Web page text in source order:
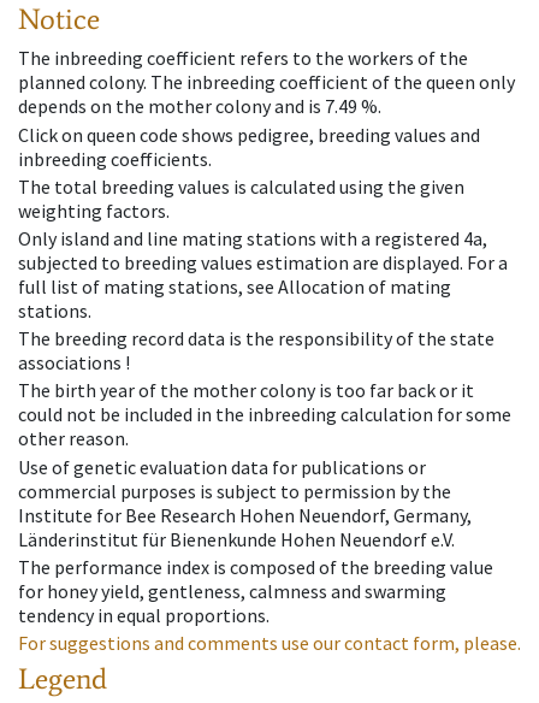
Notice
The inbreeding coefficient refers to the workers of the
planned colony. The inbreeding coefficient of the queen only
depends on the mother colony and is 7.49 %.
Click on queen code shows pedigree, breeding values and
inbreeding coefficients.
The total breeding values is calculated using the given
weighting factors.
Only island and line mating stations with a registered 4a,
subjected to breeding values estimation are displayed. For a
full list of mating stations, see Allocation of mating
stations.
The breeding record data is the responsibility of the state
associations !
The birth year of the mother colony is too far back or it
could not be included in the inbreeding calculation for some
other reason.
Use of genetic evaluation data for publications or
commercial purposes is subject to permission by the
Institute for Bee Research Hohen Neuendorf, Germany,
Länderinstitut für Bienenkunde Hohen Neuendorf e.V.
The performance index is composed of the breeding value
for honey yield, gentleness, calmness and swarming
tendency in equal proportions.
For suggestions and comments use our contact form, please.
Legend